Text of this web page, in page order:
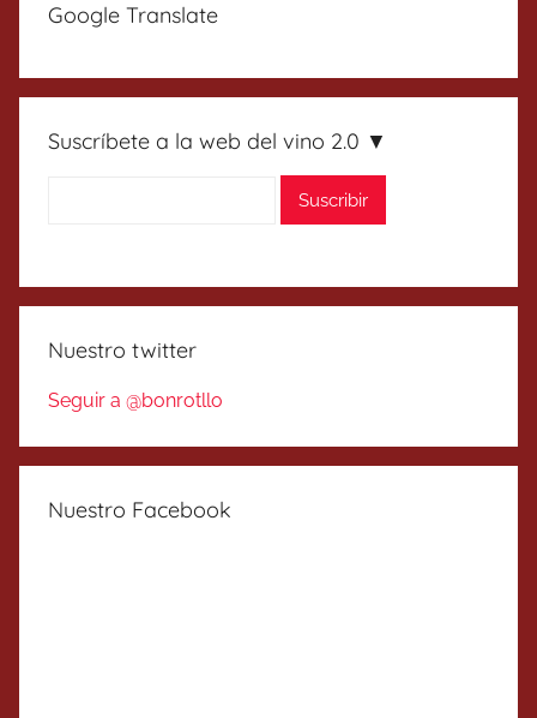
Google Translate
Suscríbete a la web del vino 2.0 ▼
Nuestro twitter
Seguir a @bonrotllo
Nuestro Facebook